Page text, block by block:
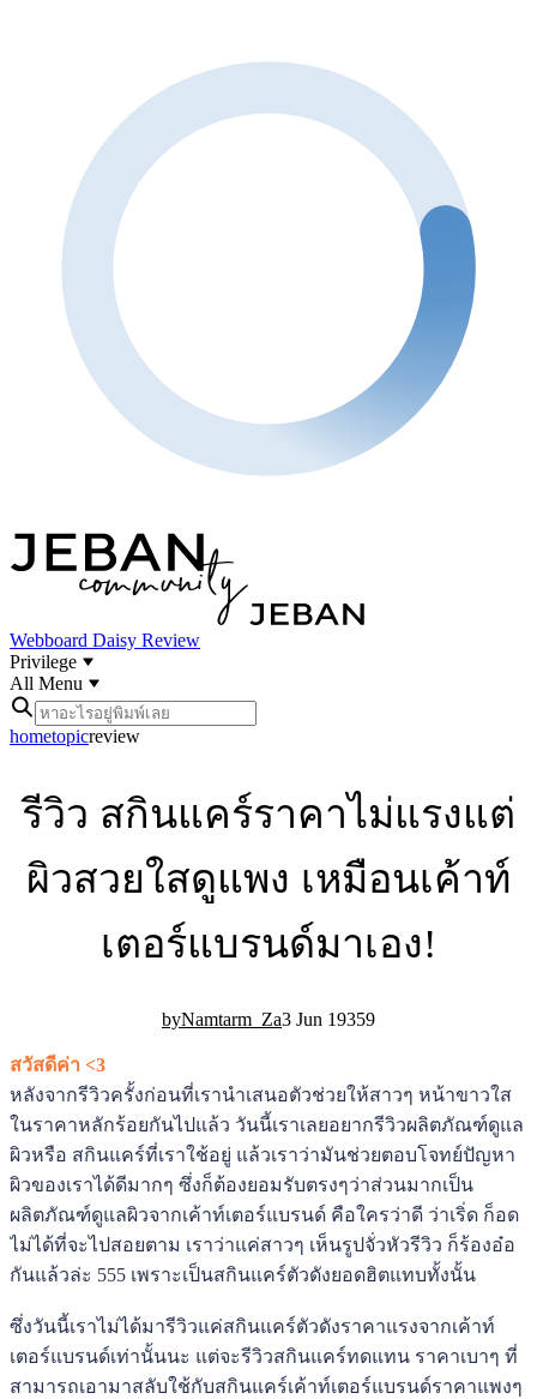
Webboard Daisy Review
Privilege
All Menu
hometopicreview
รีวิว สกินแคร์ราคาไม่แรงแต่
ผิวสวยใสดูแพง เหมือนเค้าท์
เตอร์แบรนด์มาเอง!
Namtarm_Za3 Jun 19359
สวัสดีค่า <3
หลังจากรีวิวครั้งก่อนที่เรานำเสนอตัวช่วยให้สาวๆ หน้าขาวใส
ในราคาหลักร้อยกันไปแล้ว วันนี้เราเลยอยากรีวิวผลิตภัณฑ์ดูแล
ผิวหรือ สกินแคร์ที่เราใช้อยู่ แล้วเราว่ามันช่วยตอบโจทย์ปัญหา
ผิวของเราได้ดีมากๆ ซึ่งก็ต้องยอมรับตรงๆว่าส่วนมากเป็น
ผลิตภัณฑ์ดูแลผิวจากเค้าท์เตอร์แบรนด์ คือใครว่าดี ว่าเริ่ด ก็อด
ไม่ได้ที่จะไปสอยตาม เราว่าแค่สาวๆ เห็นรูปจั่วหัวรีวิว ก็ร้องอ๋อ
กันแล้วล่ะ 555 เพราะเป็นสกินแคร์ตัวดังยอดฮิตแทบทั้งนั้น
ซึ่งวันนี้เราไม่ได้มารีวิวแค่สกินแคร์ตัวดังราคาแรงจากเค้าท์
เตอร์แบรนด์เท่านั้นนะ แต่จะรีวิวสกินแคร์ทดแทน ราคาเบาๆ ที่
สามารถเอามาสลับใช้กับสกินแคร์เค้าท์เตอร์แบรนด์ราคาแพงๆ